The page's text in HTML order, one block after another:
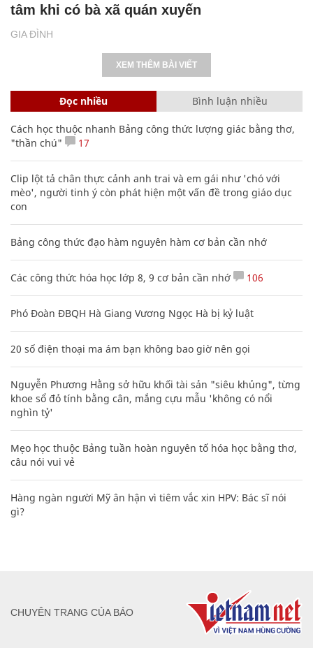
GIA ĐÌNH
tâm khi có bà xã quán xuyến
XEM THÊM BÀI VIẾT
Đọc nhiều Bình luận nhiều
Cách học thuộc nhanh Bảng công thức lượng giác bằng thơ,
"thần chú"
17
Clip lột tả chân thực cảnh anh trai và em gái như 'chó với
mèo', người tinh ý còn phát hiện một vấn đề trong giáo dục
con
Bảng công thức đạo hàm nguyên hàm cơ bản cần nhớ
Các công thức hóa học lớp 8, 9 cơ bản cần nhớ 106
Phó Đoàn ĐBQH Hà Giang Vương Ngọc Hà bị kỷ luật
20 số điện thoại ma ám bạn không bao giờ nên gọi
Nguyễn Phương Hằng sở hữu khối tài sản "siêu khủng", từng
khoe sổ đỏ tính bằng cân, mắng cựu mẫu 'không có nổi
nghìn tỷ'
Mẹo học thuộc Bảng tuần hoàn nguyên tố hóa học bằng thơ,
câu nói vui vẻ
Hàng ngàn người Mỹ ân hận vì tiêm vắc xin HPV: Bác sĩ nói
gì?
CHUYÊN TRANG CỦA BÁO